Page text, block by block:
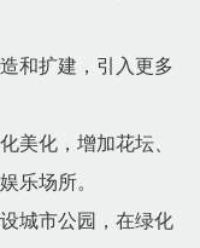
和扩建，引入更多
美化，增加花坛、
乐场所。
城市公园，在绿化